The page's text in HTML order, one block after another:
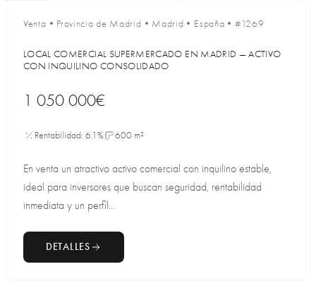
Venta • Provincia de Madrid • Madrid • España •#1269
LOCAL COMERCIAL SUPERMERCADO EN MADRID — ACTIVO
CON INQUILINO CONSOLIDADO
1 050 000€
Rentabilidad: 6.1% 600 m²
En venta un atractivo activo comercial con inquilino estable,
ideal para inversores que buscan seguridad, rentabilidad
inmediata y un perfil...
DETALLES